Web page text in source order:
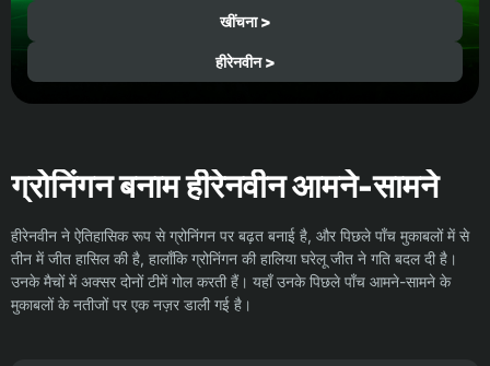
खींचना >
हीरेनवीन >
ग्रोनिंगन बनाम हीरेनवीन आमने-सामने
हीरेनवीन ने ऐतिहासिक रूप से ग्रोनिंगन पर बढ़त बनाई है, और पिछले पाँच मुकाबलों में से
तीन में जीत हासिल की है, हालाँकि ग्रोनिंगन की हालिया घरेलू जीत ने गति बदल दी है।
उनके मैचों में अक्सर दोनों टीमें गोल करती हैं। यहाँ उनके पिछले पाँच आमने-सामने के
मुकाबलों के नतीजों पर एक नज़र डाली गई है।